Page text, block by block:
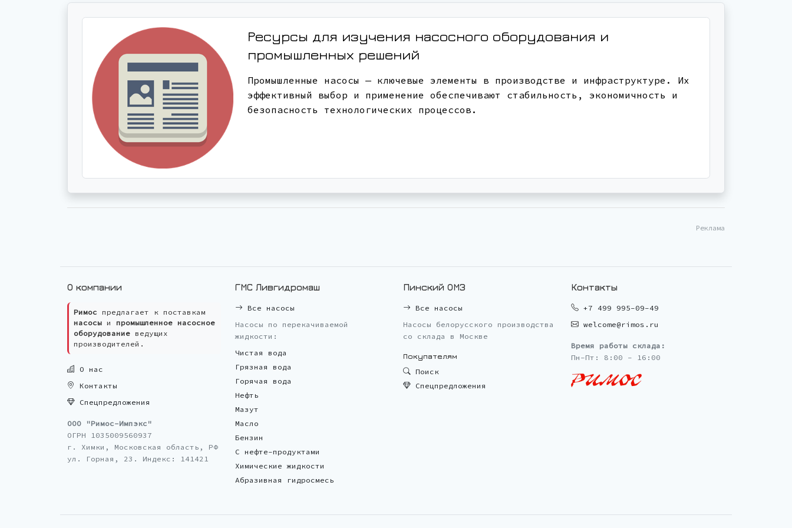
Ресурсы для изучения насосного оборудования и
промышленных решений
Промышленные насосы — ключевые элементы в производстве и инфраструктуре. Их
эффективный выбор и применение обеспечивают стабильность, экономичность и
безопасность технологических процессов.
Реклама
О компании
Римос предлагает к поставкам
насосы и промышленное насосное
оборудование ведущих
производителей.
О нас
Контакты
Спецпредложения
ООО "Римос-Импэкс"
ОГРН 1035009560937
г. Химки, Московская область, РФ
ул. Горная, 23. Индекс: 141421
ГМС Ливгидромаш
Все насосы
Насосы по перекачиваемой
жидкости:
Чистая вода
Грязная вода
Горячая вода
Нефть
Мазут
Масло
Бензин
С нефте-продуктами
Химические жидкости
Абразивная гидросмесь
Пинский ОМЗ
Все насосы
Насосы белорусского производства
со склада в Москве
Покупателям
Поиск
Спецпредложения
Контакты
+7 499 995-09-49
welcome@rimos.ru
Время работы склада:
Пн-Пт: 8:00 - 16:00